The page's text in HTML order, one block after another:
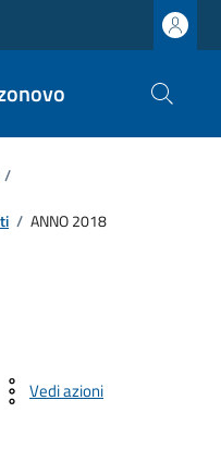
/
/ ANNO 2018
Vedi azioni